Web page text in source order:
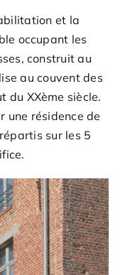
et la
occupant les
construit au
au couvent des
du XXème siècle.
une résidence de
sur les 5